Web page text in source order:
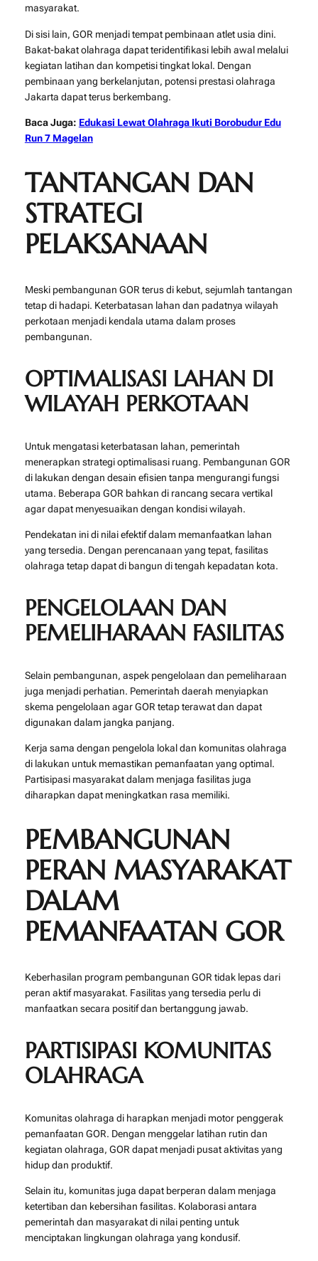
masyarakat.
Di sisi lain, GOR menjadi tempat pembinaan atlet usia dini.
Bakat-bakat olahraga dapat teridentifikasi lebih awal melalui
kegiatan latihan dan kompetisi tingkat lokal. Dengan
pembinaan yang berkelanjutan, potensi prestasi olahraga
Jakarta dapat terus berkembang.
Baca Juga: Edukasi Lewat Olahraga Ikuti Borobudur Edu
Run 7 Magelan
TANTANGAN DAN
STRATEGI
PELAKSANAAN
Meski pembangunan GOR terus di kebut, sejumlah tantangan
tetap di hadapi. Keterbatasan lahan dan padatnya wilayah
perkotaan menjadi kendala utama dalam proses
pembangunan.
OPTIMALISASI LAHAN DI
WILAYAH PERKOTAAN
Untuk mengatasi keterbatasan lahan, pemerintah
menerapkan strategi optimalisasi ruang. Pembangunan GOR
di lakukan dengan desain efisien tanpa mengurangi fungsi
utama. Beberapa GOR bahkan di rancang secara vertikal
agar dapat menyesuaikan dengan kondisi wilayah.
Pendekatan ini di nilai efektif dalam memanfaatkan lahan
yang tersedia. Dengan perencanaan yang tepat, fasilitas
olahraga tetap dapat di bangun di tengah kepadatan kota.
PENGELOLAAN DAN
PEMELIHARAAN FASILITAS
Selain pembangunan, aspek pengelolaan dan pemeliharaan
juga menjadi perhatian. Pemerintah daerah menyiapkan
skema pengelolaan agar GOR tetap terawat dan dapat
digunakan dalam jangka panjang.
Kerja sama dengan pengelola lokal dan komunitas olahraga
di lakukan untuk memastikan pemanfaatan yang optimal.
Partisipasi masyarakat dalam menjaga fasilitas juga
diharapkan dapat meningkatkan rasa memiliki.
PEMBANGUNAN
PERAN MASYARAKAT
DALAM
PEMANFAATAN GOR
Keberhasilan program pembangunan GOR tidak lepas dari
peran aktif masyarakat. Fasilitas yang tersedia perlu di
manfaatkan secara positif dan bertanggung jawab.
PARTISIPASI KOMUNITAS
OLAHRAGA
Komunitas olahraga di harapkan menjadi motor penggerak
pemanfaatan GOR. Dengan menggelar latihan rutin dan
kegiatan olahraga, GOR dapat menjadi pusat aktivitas yang
hidup dan produktif.
Selain itu, komunitas juga dapat berperan dalam menjaga
ketertiban dan kebersihan fasilitas. Kolaborasi antara
pemerintah dan masyarakat di nilai penting untuk
menciptakan lingkungan olahraga yang kondusif.